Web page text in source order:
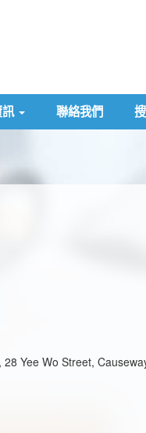
聯絡我們
Yee Wo Street,